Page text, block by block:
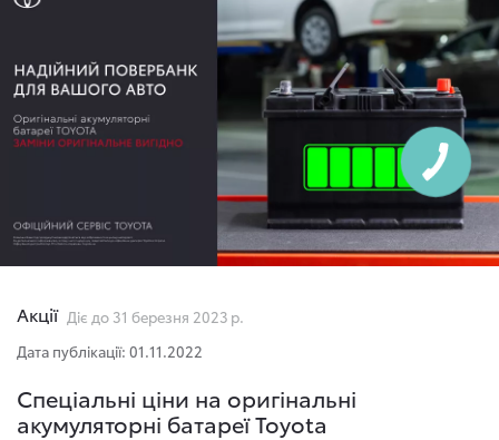
Акції Діє до 31 березня 2023 р.
Дата публікації: 01.11.2022
Спеціальні ціни на оригінальні
акумуляторні батареї Toyota